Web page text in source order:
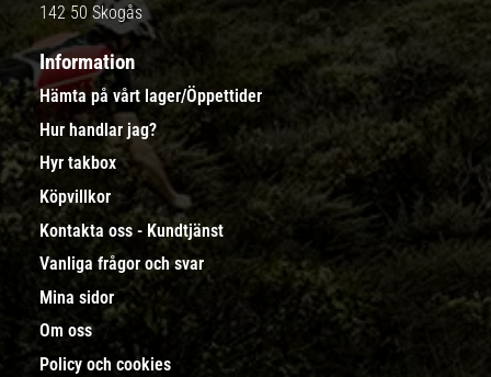
142 50 Skogås
Information
Hämta på vårt lager/Öppettider
Hur handlar jag?
Hyr takbox
Köpvillkor
Kontakta oss - Kundtjänst
Vanliga frågor och svar
Mina sidor
Om oss
Policy och cookies